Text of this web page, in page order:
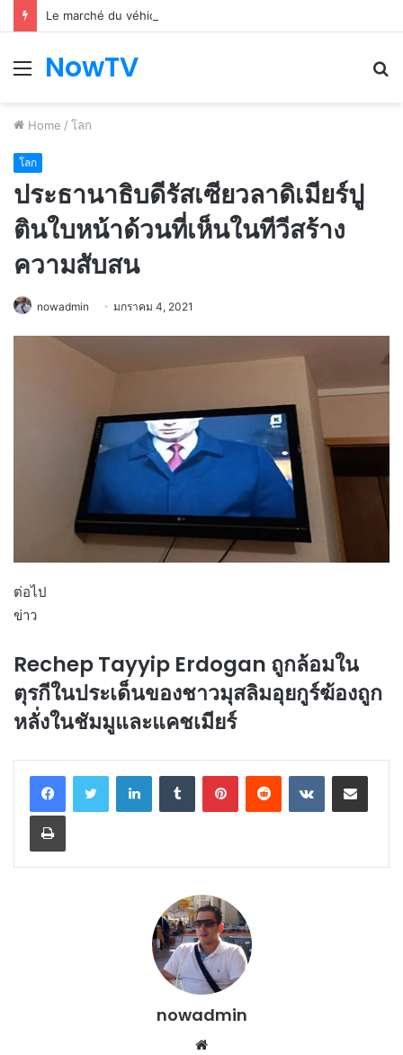
Le marché du véhicule d’occasion en plein essor
Menu
NowTV
Home / โลก
โลก
ประธานาธิบดีรัสเซียวลาดิเมียร์ปู
ตินใบหน้าด้วนที่เห็นในทีวีสร้าง
ความสับสน
nowadmin มกราคม 4, 2021
ต่อไป
ข่าว
Rechep Tayyip Erdogan ถูกล้อมใน
ตุรกีในประเด็นของชาวมุสลิมอุยกูร์ฆ้องถูก
หลั่งในชัมมูและแคชเมียร์
LinkedInTumblr PinterestReddit VKontakteShare via Email
Print
nowadmin
Website